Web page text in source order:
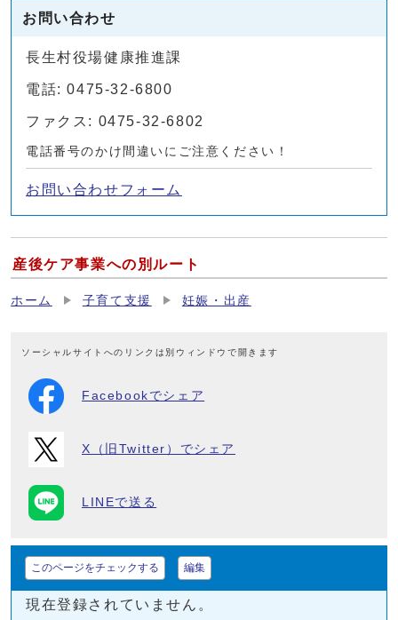
お問い合わせ
長生村役場健康推進課
電話: 0475-32-6800
ファクス: 0475-32-6802
電話番号のかけ間違いにご注意ください！
お問い合わせフォーム
産後ケア事業への別ルート
ホーム 子育て支援 妊娠・出産
ソーシャルサイトへのリンクは別ウィンドウで開きます
Facebookでシェア
X（旧Twitter）でシェア
LINEで送る
このページをチェックする 編集
現在登録されていません。